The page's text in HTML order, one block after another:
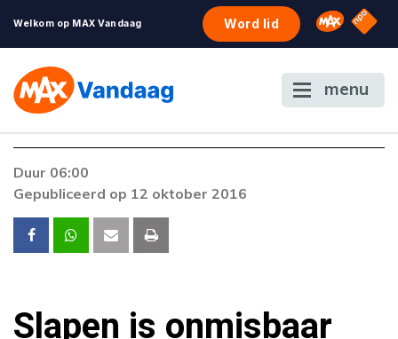
Welkom op MAX Vandaag Word lid Omroep
NPO
menu
De gewenste stream is op dit moment niet
voordoen, neem dan contact op met onze
klantenservice.
Duur 06:00
Gepubliceerd op 12 oktober 2016
Slapen is onmisbaar